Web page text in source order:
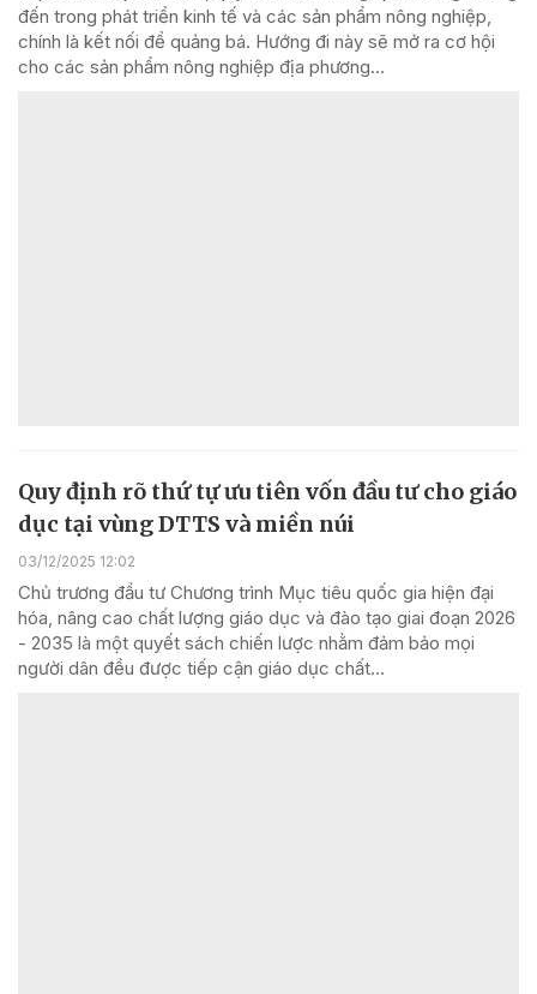
đến trong phát triển kinh tế và các sản phẩm nông nghiệp,
chính là kết nối để quảng bá. Hướng đi này sẽ mở ra cơ hội
cho các sản phẩm nông nghiệp địa phương...
Quy định rõ thứ tự ưu tiên vốn đầu tư cho giáo
dục tại vùng DTTS và miền núi
03/12/2025 12:02
Chủ trương đầu tư Chương trình Mục tiêu quốc gia hiện đại
hóa, nâng cao chất lượng giáo dục và đào tạo giai đoạn 2026
- 2035 là một quyết sách chiến lược nhằm đảm bảo mọi
người dân đều được tiếp cận giáo dục chất...